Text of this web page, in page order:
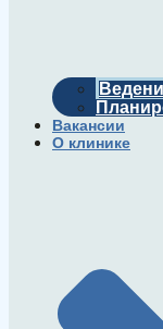
Вакансии
О клинике